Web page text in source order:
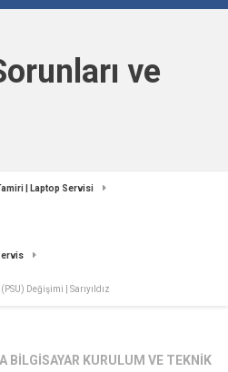
ve
| Laptop Servisi
Değişimi | Sarıyıldız
BILGISAYAR KURULUM VE TEKNIK